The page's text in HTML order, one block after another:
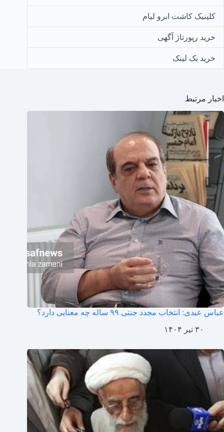
کلینیک کاشت ابرو لیام
خرید رپورتاژ آگهی
خرید بک لینک
اخبار مرتبط
عباس عبدی: انتخاب مجدد جنتی ۹۹ ساله چه معنایی دارد؟
۳۰ تیر ۱۴۰۴